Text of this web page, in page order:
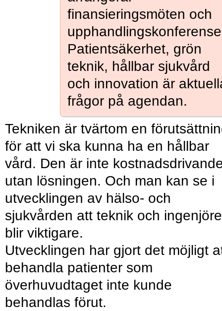
finansieringsmöten och
Patientsäkerhet, grön
teknik, hållbar sjukvård
och innovation är
frågor på agendan.
Tekniken är tvärtom en
för att vi ska kunna ha en hållbar
vård. Den är inte
utan lösningen. Och man kan se i
utvecklingen av hälso- och
sjukvården att teknik och
blir viktigare.
Utvecklingen har gjort det möjligt
behandla patienter som
överhuvudtaget inte kunde
behandlas förut.